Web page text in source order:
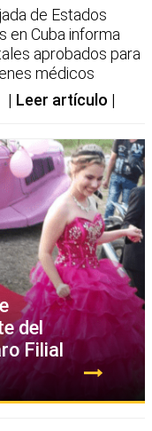
de Estados
en Cuba informa
aprobados para
médicos
Leer artículo
del
Filial